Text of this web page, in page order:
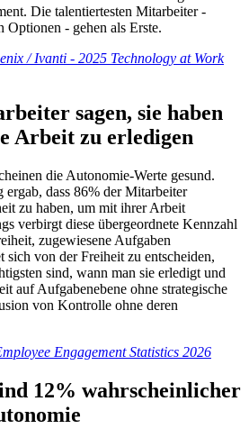
Die talentiertesten Mitarbeiter -
Optionen - gehen als Erste.
/ Ivanti - 2025 Technology at Work
sagen, sie haben
Arbeit zu erledigen
die Autonomie-Werte gesund.
ergab, dass 86% der Mitarbeiter
zu haben, um mit ihrer Arbeit
verbirgt diese übergeordnete Kennzahl
zugewiesene Aufgaben
sich von der Freiheit zu entscheiden,
sind, wann man sie erledigt und
auf Aufgabenebene ohne strategische
von Kontrolle ohne deren
Engagement Statistics 2026
12% wahrscheinlicher